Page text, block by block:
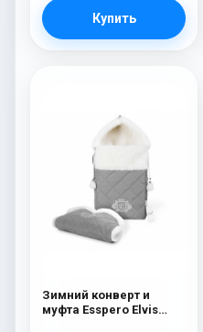
Купить
Зимний конверт и
муфта Esspero Elvis